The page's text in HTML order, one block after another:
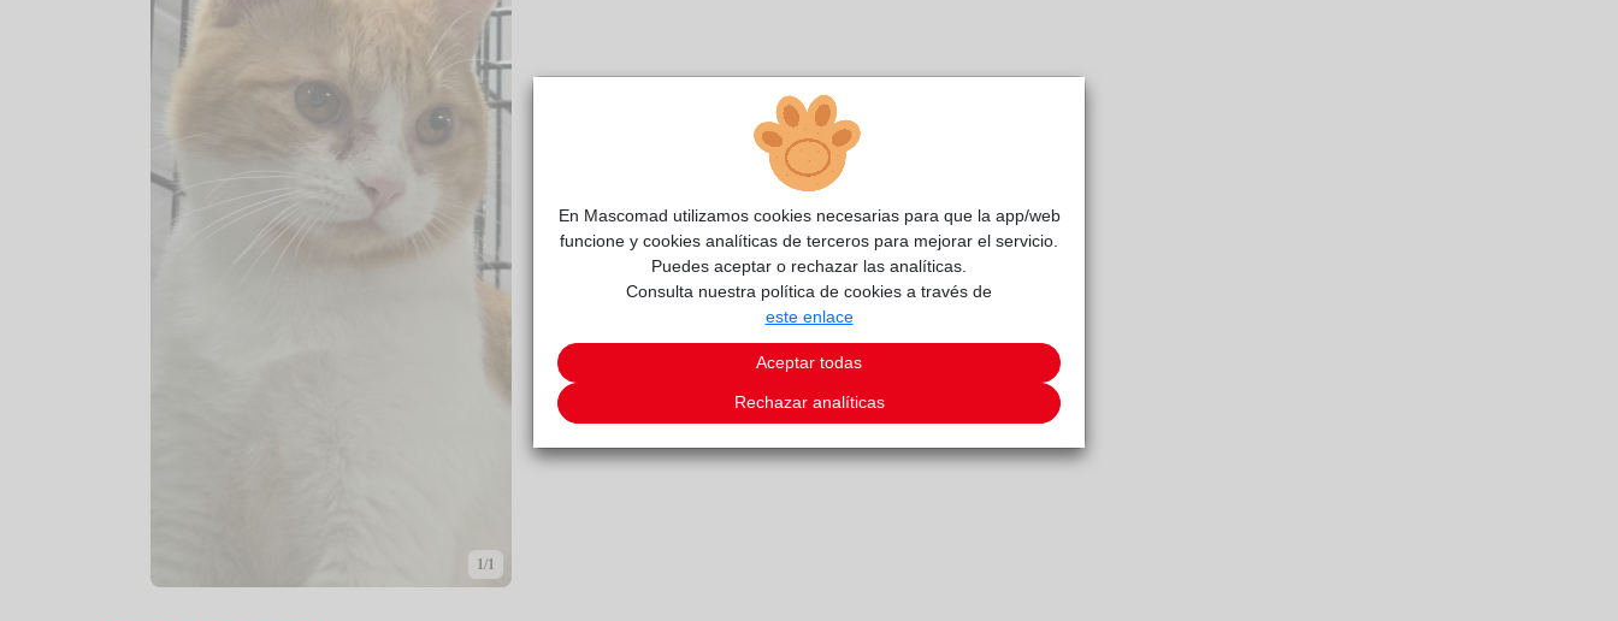
1/1
En Mascomad utilizamos cookies necesarias para que la app/web
funcione y cookies analíticas de terceros para mejorar el servicio.
Puedes aceptar o rechazar las analíticas.
Consulta nuestra política de cookies a través de
este enlace
Aceptar todas
Rechazar analíticas